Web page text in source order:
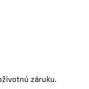
záruku.